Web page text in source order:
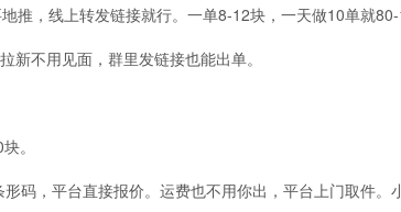
，线上转发链接就行。一单8-12块，一天做10单就80-
不用见面，群里发链接也能出单。
。
码，平台直接报价。运费也不用你出，平台上门取件。